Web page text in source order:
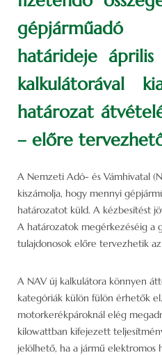
gépjárműadó
határideje
kalkulátorával
határozat
– előre
A Nemzeti Adó- és Vámhivatal
kiszámolja, hogy mennyi
határozatot küld. A kézbesítést
A határozatok megérkezéséig a
tulajdonosok előre tervezhetik az
A NAV új kalkulátora könnyen
kategóriák külön fülön érhetők
motorkerékpároknál elég
kilowattban kifejezett
jelölhető, ha a jármű elektromos